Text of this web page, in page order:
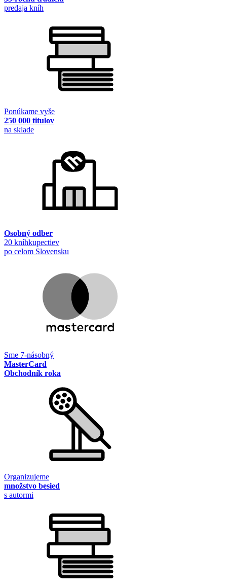
predaja kníh
Ponúkame vyše
250 000 titulov
na sklade
Osobný odber
20 kníhkupectiev
po celom Slovensku
Sme 7-násobný
MasterCard
Obchodník roka
Organizujeme
množstvo besied
s autormi